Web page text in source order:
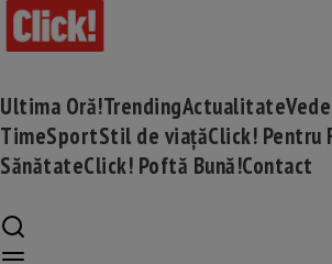
Ultima Oră!TrendingActualitate
TimeSportStil de viațăClick! Pentru
SănătateClick! Poftă Bună!Contact